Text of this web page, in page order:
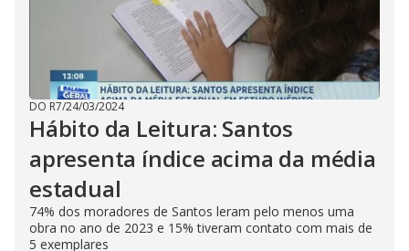
DO R7/24/03/2024
Hábito da Leitura: Santos
apresenta índice acima da média
estadual
74% dos moradores de Santos leram pelo menos uma
obra no ano de 2023 e 15% tiveram contato com mais de
5 exemplares